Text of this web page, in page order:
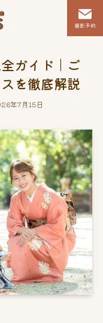
撮影予約
ガイド｜ご
を徹底解説
年7月15日